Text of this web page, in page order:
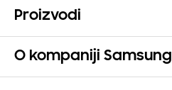
Proizvodi
O kompaniji Samsung